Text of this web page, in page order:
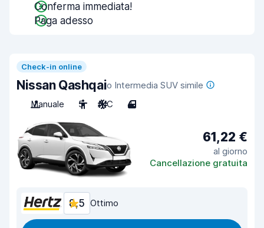
Conferma immediata!
Paga adesso
Check-in online
Nissan Qashqaio Intermedia SUV simile
Manuale
5 A/C 4
61,22 €
al giorno
Cancellazione gratuita
8,5 Ottimo